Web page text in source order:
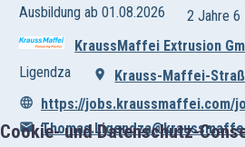
Cookie- und Datenschutz-
Ausbildung ab 01.08.2026
2 Jahre 6
KraussMaffei Extrusion
Ligendza
Krauss-Maffei-
https://jobs.kraussmaffei.com/